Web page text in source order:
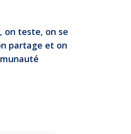
on teste, on se
partage et on